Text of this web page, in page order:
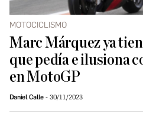
MOTOCICLISMO
Marc Márquez ya
que pedía e ilusiona
en MotoGP
Daniel Calle 30/11/2023